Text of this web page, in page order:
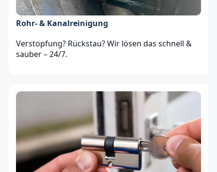
Rohr- & Kanalreinigung
Verstopfung? Rückstau? Wir lösen das schnell &
sauber – 24/7.